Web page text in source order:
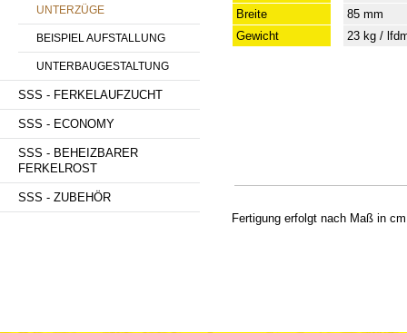
UNTERZÜGE
BEISPIEL AUFSTALLUNG
UNTERBAUGESTALTUNG
SSS - FERKELAUFZUCHT
SSS - ECONOMY
SSS - BEHEIZBARER
FERKELROST
SSS - ZUBEHÖR
Breite
85 mm
Gewicht
23 kg /
Fertigung erfolgt nach Maß in